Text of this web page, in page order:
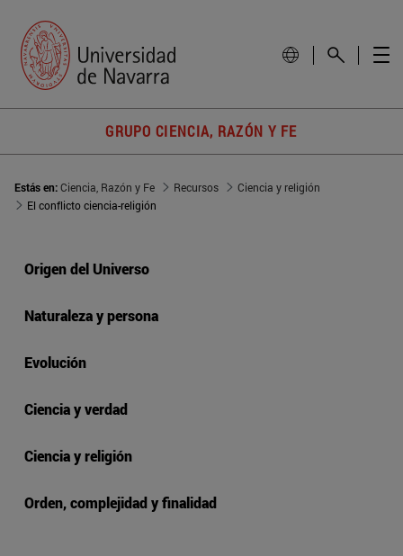
GRUPO CIENCIA, RAZÓN Y FE
Estás en:Ciencia, Razón y Fe Recursos
Ciencia y religión
El conflicto ciencia-religión
Origen del Universo
Naturaleza y persona
Evolución
Ciencia y verdad
Ciencia y religión
Orden, complejidad y finalidad